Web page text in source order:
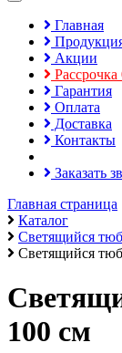
Toggle
navigationГлавная
Акции
Рассрочка
Гарантия
Оплата
Доставка
Контакты
Заказать
Главная страница
Каталог
Светящийся
Светящийся
100 см